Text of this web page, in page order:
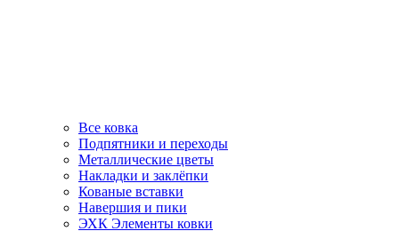
Все ковка
Подпятники и переходы
Металлические цветы
Накладки и заклёпки
Кованые вставки
Навершия и пики
ЭХК Элементы ковки